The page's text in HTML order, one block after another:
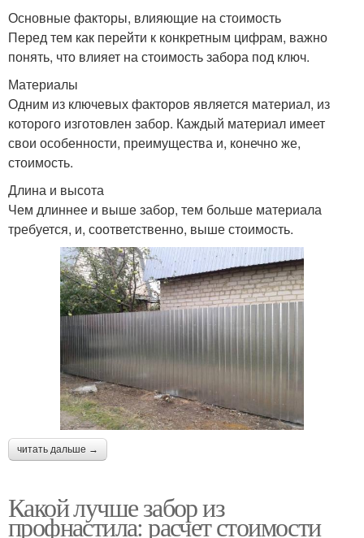
Основные факторы, влияющие на стоимость
Перед тем как перейти к конкретным цифрам, важно
понять, что влияет на стоимость забора под ключ.
Материалы
Одним из ключевых факторов является материал, из
которого изготовлен забор. Каждый материал имеет
свои особенности, преимущества и, конечно же,
стоимость.
Длина и высота
Чем длиннее и выше забор, тем больше материала
требуется, и, соответственно, выше стоимость.
читать дальше →
Какой лучше забор из
профнастила: расчет стоимости